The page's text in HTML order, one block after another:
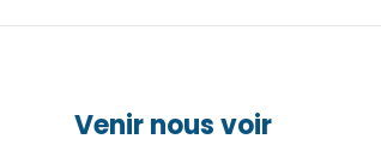
Venir nous voir